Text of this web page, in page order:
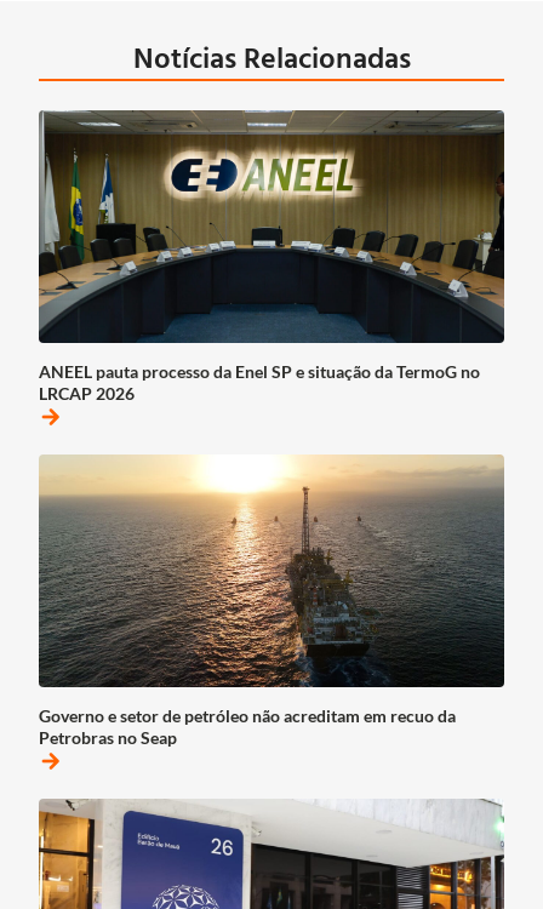
Notícias Relacionadas
ANEEL pauta processo da Enel SP e situação da TermoG no
LRCAP 2026
arrow_forward
Governo e setor de petróleo não acreditam em recuo da
Petrobras no Seap
arrow_forward